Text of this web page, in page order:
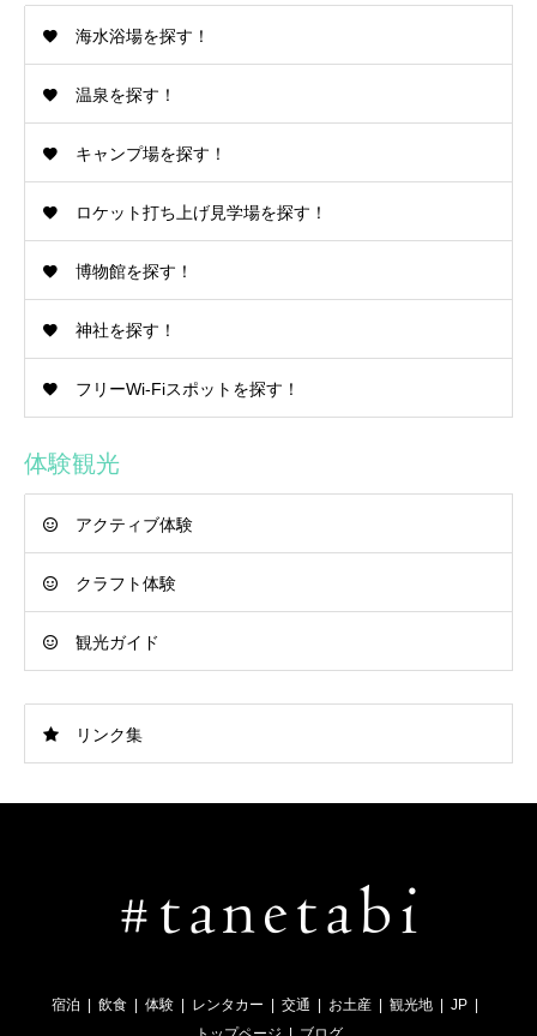
海水浴場を探す！
温泉を探す！
キャンプ場を探す！
ロケット打ち上げ見学場を探す！
博物館を探す！
神社を探す！
フリーWi-Fiスポットを探す！
体験観光
アクティブ体験
クラフト体験
観光ガイド
リンク集
宿泊 飲食 体験 レンタカー 交通 お土産 観光地
JP